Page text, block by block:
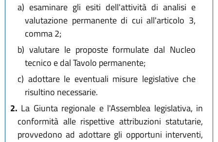
a) esaminare gli esiti dell'attività di analisi e
valutazione permanente di cui all'articolo 3,
comma 2;
b) valutare le proposte formulate dal Nucleo
tecnico e dal Tavolo permanente;
c) adottare le eventuali misure legislative che
risultino necessarie.
2. La Giunta regionale e l'Assemblea legislativa, in
conformità alle rispettive attribuzioni statutarie,
provvedono ad adottare gli opportuni interventi,